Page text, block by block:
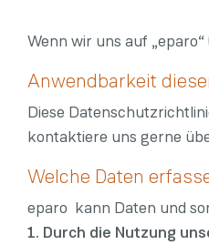
Wenn wir uns auf
Anwendbarkeit
Diese
kontaktiere uns gerne
Welche Daten
eparo kann Daten und
1. Durch die Nutzung